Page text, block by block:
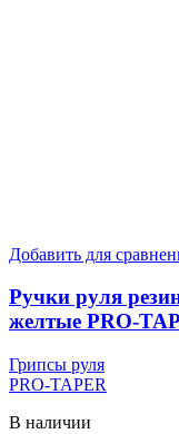
Добавить для
Ручки руля
желтые PRO-
Грипсы руля
PRO-TAPER
В наличии